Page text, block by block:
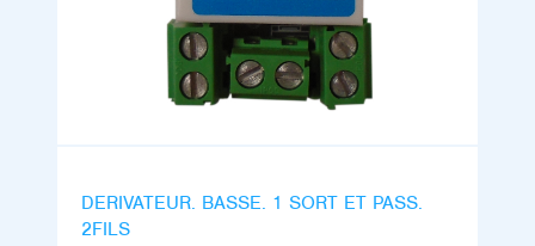
DERIVATEUR. BASSE. 1 SORT ET PASS.
2FILS